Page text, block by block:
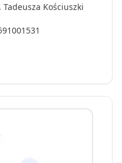
Kościuszki